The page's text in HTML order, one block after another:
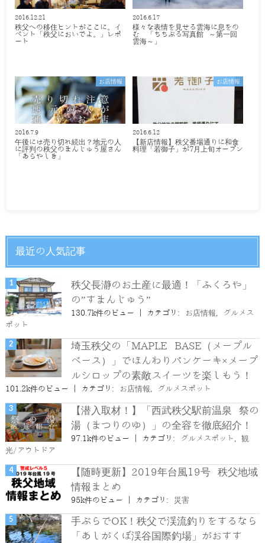
2016.12.21
秩父への移住ヒントがここに。イ
ベント「秩父においでよ。」レポ
ート
2016.6.17
様々な表情を見せる雲海に息をの
む 「ちちぶる写真館 ～第一回
雲海～」
お店情報
2016.7.9
午後には売り切れ続出？地元の人
に評判の秩父のまんじゅう屋さん
「あらやしき」
お店情報
2016.6.12
【新店情報】秩父番場通りに和食
料理「若御子」が7月上旬オープン
最近の人気記事
秩父長瀞のお土産に最適！「ふくろや」
の”すまんじゅう”
130.7k件のビュー カテゴリ: お店情報
グルメス
ポット
埼玉秩父の「MAPLE BASE（メープル
ベース）」でほんわりパンケーキ×メープ
ルシロップの素敵スイーツを楽しもう！
101.2k件のビュー カテゴリ: お店情報, グルメスポット
【潜入取材！】「西武秩父駅前温泉 祭の
湯（まつりのゆ）」の全容を徹底紹介！
97.1k件のビュー カテゴリ: グルメスポット , 観
光/アウトドア
【随時更新】2019年台風19号 秩父地域
情報まとめ
95k件のビュー カテゴリ: 災害
手ぶらでOK！秩父で渓流釣りをするなら
「あしがくぼ渓谷国際釣場」がおすす